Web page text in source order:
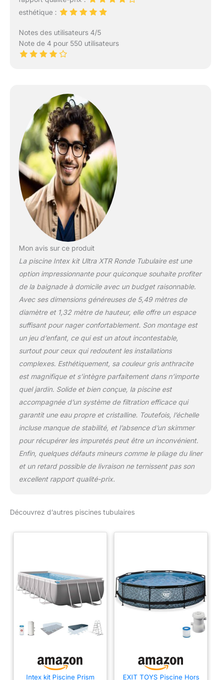
esthétique :
Notes des utilisateurs 4/5
Note de 4 pour 550 utilisateurs
Mon avis sur ce produit
La piscine Intex kit Ultra XTR Ronde Tubulaire est une
option impressionnante pour quiconque souhaite profiter
de la baignade à domicile avec un budget raisonnable.
Avec ses dimensions généreuses de 5,49 mètres de
diamètre et 1,32 mètre de hauteur, elle offre un espace
suffisant pour nager confortablement. Son montage est
un jeu d’enfant, ce qui est un atout incontestable,
surtout pour ceux qui redoutent les installations
complexes. Esthétiquement, sa couleur gris anthracite
est magnifique et s’intègre parfaitement dans n’importe
quel jardin. Solide et bien conçue, la piscine est
accompagnée d’un système de filtration efficace qui
garantit une eau propre et cristalline. Toutefois, l’échelle
incluse manque de stabilité, et l’absence d’un skimmer
pour récupérer les impuretés peut être un inconvénient.
Enfin, quelques défauts mineurs comme le pliage du liner
et un retard possible de livraison ne ternissent pas son
excellent rapport qualité-prix.
Découvrez d’autres piscines tubulaires
Intex kit Piscine Prism
EXIT TOYS Piscine Hors